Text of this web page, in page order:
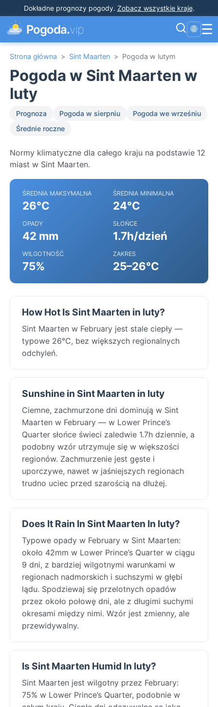
Dokładne prognozy pogody. Zobacz wszystkie kraje.
Pogoda.vip 🌐 ☰
Strona główna > Sint Maarten > Pogoda w lutym
Pogoda w Sint Maarten w
luty
Prognoza Pogoda w sierpniu
Pogoda we wrześniu
Średnie roczne
Normy klimatyczne dla całego kraju na podstawie 12
miast w Sint Maarten.
ŚREDNIA MAKSYMALNA
26°C
ŚREDNIA MINIMALNA
24°C
OPADY
42 mm
SŁOŃCE
1.7h/dzień
WILGOTNOŚĆ
75%
ZAKRES
25–26°C
How Hot Is Sint Maarten in luty?
Sint Maarten w February jest stale ciepły —
typowe 26°C, bez większych regionalnych
odchyleń.
Sunshine in Sint Maarten in luty
Ciemne, zachmurzone dni dominują w Sint
Maarten w February — w Lower Prince’s
Quarter słońce świeci zaledwie 1.7h dziennie, a
podobny wzór utrzymuje się w większości
regionów. Zachmurzenie jest gęste i
uporczywe, nawet w jaśniejszych regionach
trudno uciec przed szarością na dłużej.
Does It Rain In Sint Maarten In luty?
Typowe opady w February w Sint Maarten:
około 42mm w Lower Prince’s Quarter w ciągu
9 dni, z bardziej wilgotnymi warunkami w
regionach nadmorskich i suchszymi w głębi
lądu. Spodziewaj się przelotnych opadów
przez około połowę dni, ale z długimi suchymi
okresami między nimi. Wzór jest zmienny, ale
przewidywalny.
Is Sint Maarten Humid In luty?
Sint Maarten jest wilgotny przez February:
75% w Lower Prince’s Quarter, podobnie w